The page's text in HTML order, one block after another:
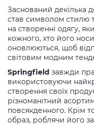
Заснований декілька
став символом стилю
на створенні одягу,
кожного, хто його
оновлюються, щоб
світовим модним
Springfield завжди
використовуючи
створення своїх
різноманітний
повсякденного. Крім
образ, роблячи його